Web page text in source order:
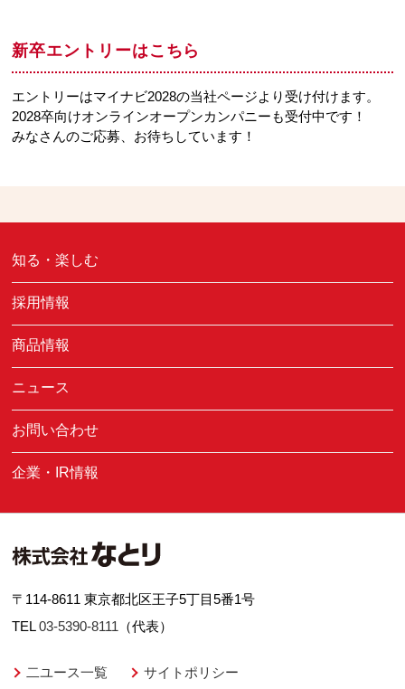
新卒エントリーはこちら
エントリーはマイナビ2028の当社ページより受け付けます。
2028卒向けオンラインオープンカンパニーも受付中です！
みなさんのご応募、お待ちしています！
知る・楽しむ
採用情報
商品情報
ニュース
お問い合わせ
企業・IR情報
〒114-8611 東京都北区王子5丁目5番1号
TEL03-5390-8111 （代表）
二ユース一覧 サイトポリシー